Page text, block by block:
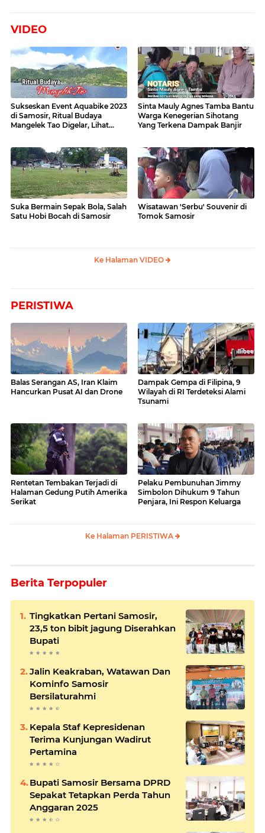
VIDEO
Sukseskan Event Aquabike 2023
di Samosir, Ritual Budaya
Mangelek Tao Digelar, Lihat
Sinta Mauly Agnes Tamba Bantu
Warga Kenegerian Sihotang
Yang Terkena Dampak Banjir
Suka Bermain Sepak Bola, Salah
Satu Hobi Bocah di Samosir
Wisatawan 'Serbu' Souvenir di
Tomok Samosir
Ke Halaman VIDEO
PERISTIWA
Balas Serangan AS, Iran Klaim
Hancurkan Pusat AI dan Drone
Dampak Gempa di Filipina, 9
Wilayah di RI Terdeteksi Alami
Tsunami
Rentetan Tembakan Terjadi di
Halaman Gedung Putih Amerika
Serikat
Pelaku Pembunuhan Jimmy
Simbolon Dihukum 9 Tahun
Penjara, Ini Respon Keluarga
Ke Halaman PERISTIWA
Berita Terpopuler
Tingkatkan Pertani Samosir,
23,5 ton bibit jagung Diserahkan
Bupati
Jalin Keakraban, Watawan Dan
Kominfo Samosir
Bersilaturahmi
Kepala Staf Kepresidenan
Terima Kunjungan Wadirut
Pertamina
Bupati Samosir Bersama DPRD
Sepakat Tetapkan Perda Tahun
Anggaran 2025